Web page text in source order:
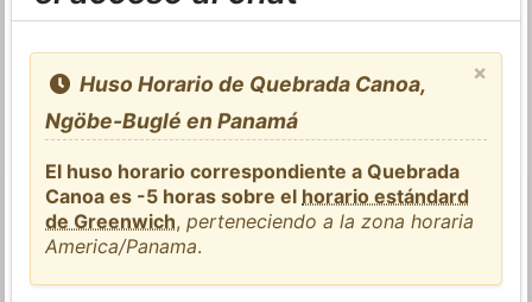
×
Huso Horario de Quebrada Canoa,
Ngöbe-Buglé en Panamá
El huso horario correspondiente a Quebrada
Canoa es -5 horas sobre el horario estándard
de Greenwich,perteneciendo a la zona horaria
America/Panama.